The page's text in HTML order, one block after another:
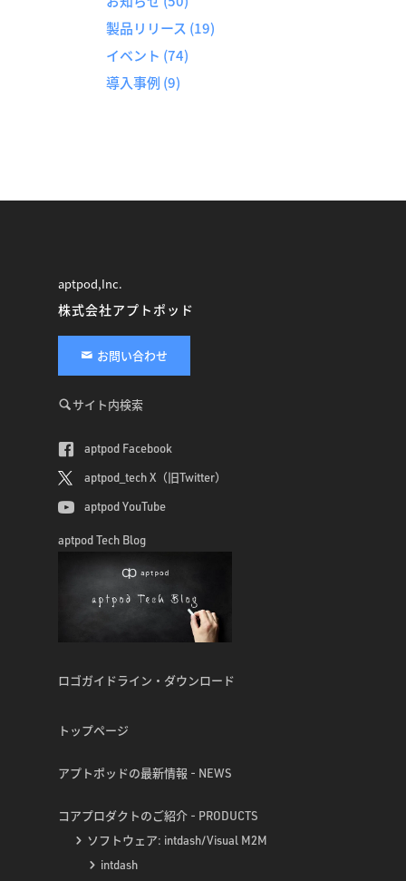
製品リリース (19)
イベント (74)
導入事例 (9)
aptpod,Inc.
株式会社アプトポッド
お問い合わせ
サイト内検索
aptpod Facebook
aptpod_tech X（旧Twitter）
aptpod YouTube
aptpod Tech Blog
ロゴガイドライン・ダウンロード
トップページ
アプトポッドの最新情報 - NEWS
コアプロダクトのご紹介 - PRODUCTS
ソフトウェア: intdash/Visual M2M
intdash